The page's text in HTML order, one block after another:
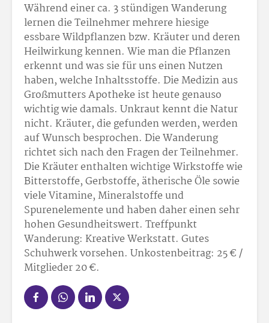
Während einer ca. 3 stündigen Wanderung
lernen die Teilnehmer mehrere hiesige
essbare Wildpflanzen bzw. Kräuter und deren
Heilwirkung kennen. Wie man die Pflanzen
erkennt und was sie für uns einen Nutzen
haben, welche Inhaltsstoffe. Die Medizin aus
Großmutters Apotheke ist heute genauso
wichtig wie damals. Unkraut kennt die Natur
nicht. Kräuter, die gefunden werden, werden
auf Wunsch besprochen. Die Wanderung
richtet sich nach den Fragen der Teilnehmer.
Die Kräuter enthalten wichtige Wirkstoffe wie
Bitterstoffe, Gerbstoffe, ätherische Öle sowie
viele Vitamine, Mineralstoffe und
Spurenelemente und haben daher einen sehr
hohen Gesundheitswert. Treffpunkt
Wanderung: Kreative Werkstatt. Gutes
Schuhwerk vorsehen. Unkostenbeitrag: 25 € /
Mitglieder 20 €.